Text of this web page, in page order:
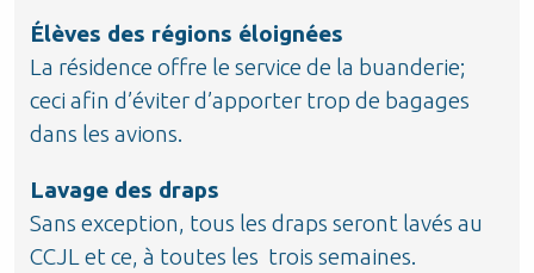
Élèves des régions éloignées
La résidence offre le service de la buanderie;
ceci afin d’éviter d’apporter trop de bagages
dans les avions.
Lavage des draps
Sans exception, tous les draps seront lavés au
CCJL et ce, à toutes les trois semaines.